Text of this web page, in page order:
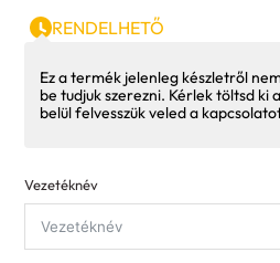
RENDELHETŐ
Ez a termék jelenleg készletről
be tudjuk szerezni. Kérlek töltsd ki
belül felvesszük veled a
Vezetéknév